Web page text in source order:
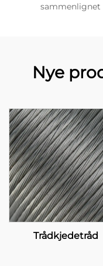
sammenlignet
Nye
Trådkjedetråd